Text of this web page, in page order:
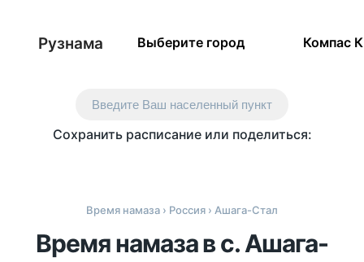
Рузнама Выберите город Компас
Введите Ваш населенный пункт
Сохранить расписание или поделиться:
Время намаза › Россия › Ашага-Стал
Время намаза в с. Ашага-